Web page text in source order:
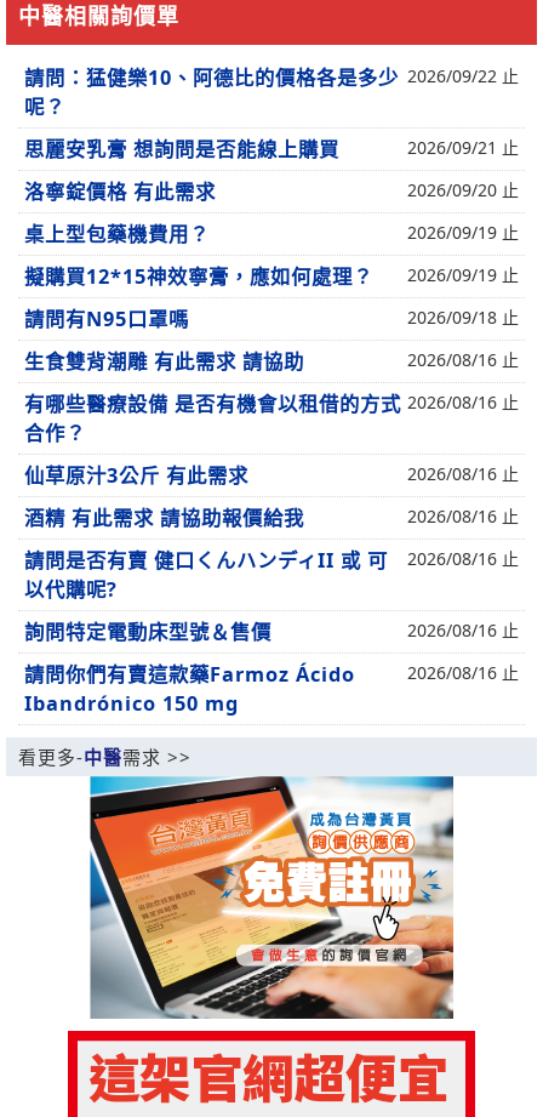
中醫相關詢價單
請問：猛健樂10、阿德比的價格各是多少
呢？
2026/09/22 止
思麗安乳膏 想詢問是否能線上購買 2026/09/21 止
洛寧錠價格 有此需求 2026/09/20 止
桌上型包藥機費用？ 2026/09/19 止
擬購買12*15神效寧膏，應如何處理？ 2026/09/19 止
請問有N95口罩嗎 2026/09/18 止
生食雙背潮雕 有此需求 請協助 2026/08/16 止
有哪些醫療設備 是否有機會以租借的方式
合作？
2026/08/16 止
仙草原汁3公斤 有此需求 2026/08/16 止
酒精 有此需求 請協助報價給我 2026/08/16 止
請問是否有賣 健口くんハンディII 或 可
以代購呢?
2026/08/16 止
詢問特定電動床型號＆售價 2026/08/16 止
請問你們有賣這款藥Farmoz Ácido
Ibandrónico 150 mg
2026/08/16 止
看更多-中醫需求 >>